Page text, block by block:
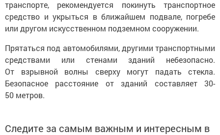
транспорте, рекомендуется покинуть транспортное
средство и укрыться в ближайшем подвале, погребе
или другом искусственном подземном сооружении.
Прятаться под автомобилями, другими транспортными
средствами или стенами зданий небезопасно.
От взрывной волны сверху могут падать стекла.
Безопасное расстояние от зданий составляет 30-
50 метров.
Следите за самым важным и интересным в